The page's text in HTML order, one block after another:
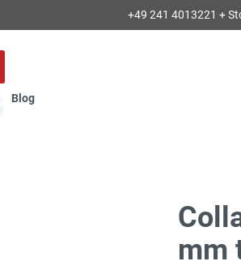
+49 241 4013221 +
Blog
mm